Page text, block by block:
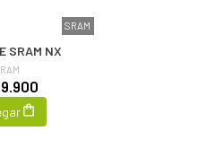
SRAM
SRAM NX